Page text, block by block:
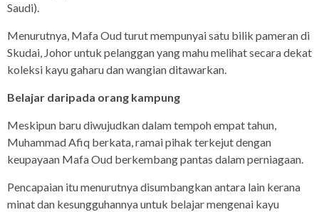
Saudi).
Menurutnya, Mafa Oud turut mempunyai satu bilik pameran di
Skudai, Johor untuk pelanggan yang mahu melihat secara dekat
koleksi kayu gaharu dan wangian ditawarkan.
Belajar daripada orang kampung
Meskipun baru diwujudkan dalam tempoh empat tahun,
Muhammad Afiq berkata, ramai pihak terkejut dengan
keupayaan Mafa Oud berkembang pantas dalam perniagaan.
Pencapaian itu menurutnya disumbangkan antara lain kerana
minat dan kesungguhannya untuk belajar mengenai kayu